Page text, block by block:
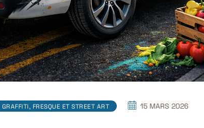
GRAFFITI, FRESQUE ET STREET ART
15 MARS 2026